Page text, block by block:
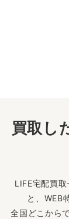
買取し
LIFE宅配買
と、WEB
全国どこから